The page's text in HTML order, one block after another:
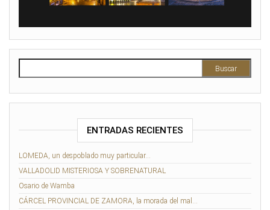
ENTRADAS RECIENTES
LOMEDA, un despoblado muy particular…
VALLADOLID MISTERIOSA Y SOBRENATURAL
Osario de Wamba
CÁRCEL PROVINCIAL DE ZAMORA, la morada del mal…